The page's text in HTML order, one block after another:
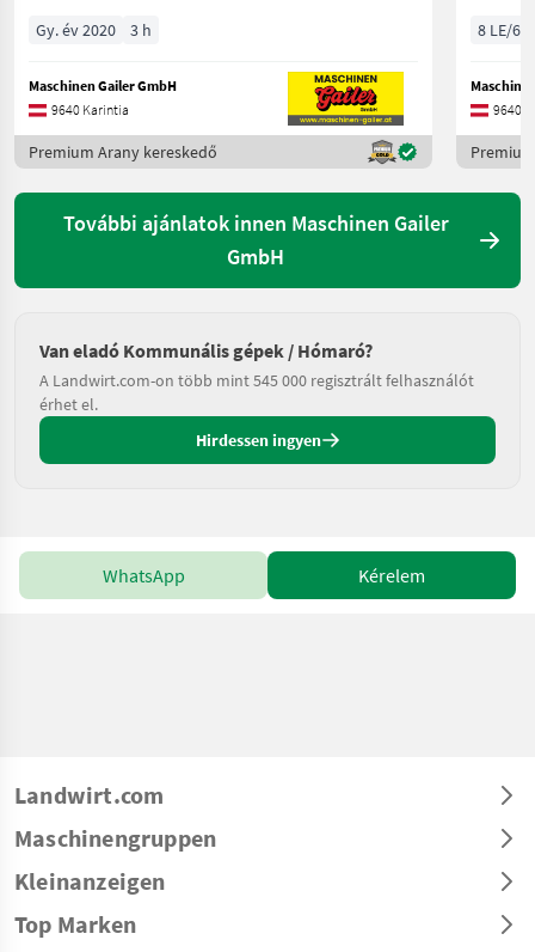
Gy. év 2020 3 h
Maschinen Gailer GmbH
9640 Karintia
Premium Arany kereskedő
8 LE/6
9640
További ajánlatok innen Maschinen Gailer
GmbH
Van eladó Kommunális gépek / Hómaró?
A Landwirt.com-on több mint 545 000 regisztrált felhasználót
érhet el.
Hirdessen ingyen
WhatsApp Kérelem
Landwirt.com
Maschinengruppen
Kleinanzeigen
Top Marken